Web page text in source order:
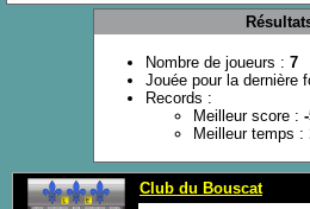
Nombre de joueurs : 7
Jouée pour la dernière
Records :
Meilleur score :
Meilleur temps :
Club du Bouscat